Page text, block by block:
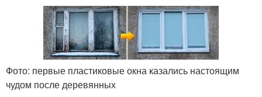
Фото: первые пластиковые окна казались настоящим
чудом после деревянных